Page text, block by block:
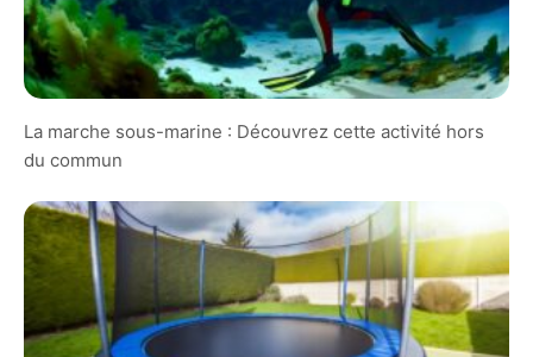
La marche sous-marine : Découvrez cette activité hors
du commun